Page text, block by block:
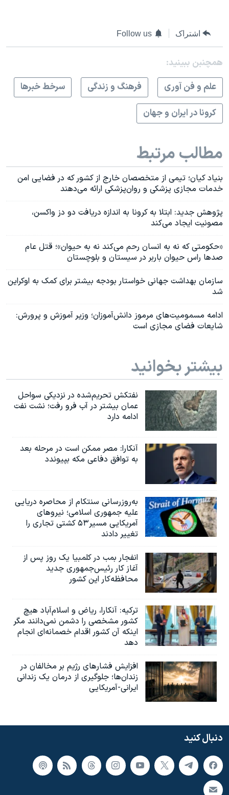
اشتراک Follow us
همچنبن ببینید:
علم و فن آوری
فرهنگ و زندگی
سرخط خبرها
کرونا در ایران و جهان
مطالب مرتبط
بنیاد کیان؛ تیمی از متخصصان خارج از کشور که در فضایی امن
خدمات مجازی پزشکی و روان‌پزشکی ارائه می‌دهند
پژوهش جدید: ابتلا به کرونا به اندازه دریافت دو دز واکسن،
مصونیت ایجاد می‌کند
«حکومتی که نه به انسان رحم می‌کند نه به حیوان»؛ قتل عام
صدها راس حیوان باربر در سیستان و بلوچستان
سازمان بهداشت جهانی خواستار بودجه بیشتر برای کمک به اوکراین
شد
ادامه مسمومیت‌های مرموز دانش‌آموزان؛ وزیر آموزش و پرورش:
شایعات فضای مجازی است
بیشتر بخوانید
نفتکش تحریم‌شده در نزدیکی سواحل
عمان بیشتر در آب فرو رفت؛ نشت نفت
ادامه دارد
آنکارا: مصر ممکن است در مرحله بعد
به توافق دفاعی مکه بپیوندد
به‌روزرسانی سنتکام از محاصره دریایی
علیه جمهوری اسلامی؛ نیروهای
آمریکایی مسیر۵۳ کشتی تجاری را
تغییر دادند
انفجار بمب‌‌ در کلمبیا یک روز پس از
آغاز کار رئیس‌جمهوری جدید
محافظه‌کار این کشور
ترکیه: آنکارا، ریاض و اسلام‌آباد هیچ
کشور مشخصی را دشمن نمی‌دانند مگر
اینکه آن کشور اقدام خصمانه‌ای انجام
دهد
افزایش فشارهای رژیم بر مخالفان در
زندان‌ها؛ جلوگیری از درمان یک زندانی
ایرانی-آمریکایی
دنبال کنید